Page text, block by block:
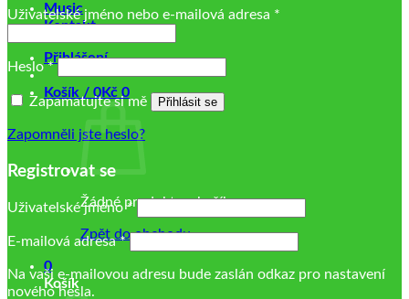
Music
Kontakt
Přihlášení
Košík / 0Kč 0
Žádné produkty v košíku.
Zpět do obchodu
0
Košík
Uživatelské jméno nebo e-mailová adresa *
Heslo*Povinné
Zapamatujte si mě Přihlásit se
Zapomněli jste heslo?
Registrovat se
Uživatelské jméno*Povinné
E-mailová adresa*Povinné
Na vaši e-mailovou adresu bude zaslán odkaz pro nastavení
nového hesla.